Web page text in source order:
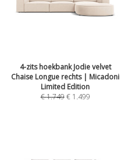
4-zits hoekbank Jodie velvet
Chaise Longue rechts | Micadoni
Limited Edition
€1.749 € 1.499